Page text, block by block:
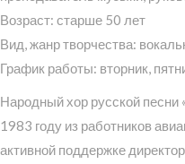
Возраст: старше 50 лет
Вид, жанр творчества:
График работы: вторник,
Народный хор русской песни
1983 году из работников
активной поддержке